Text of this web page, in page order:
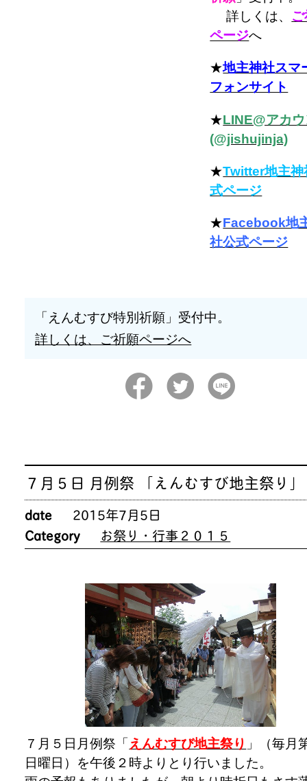
詳しくは、
ページへ
★地主神社スマ
フォンサイト
★LINE@アカ
(@jishujinja)
★Twitter地主神
式ページ
★Facebook地
社公式ページ
「えんむすび特別祈願」受付中。
詳しくは、ご祈願ページへ
７月５日 月例祭 「えんむすび地主祭り」
date
2015年7月5日
Category
お祭り・行事２０１５
７月５日月例祭「 えんむすび地主祭り 」（毎月
日曜日）を午後２時よりとり行いました。